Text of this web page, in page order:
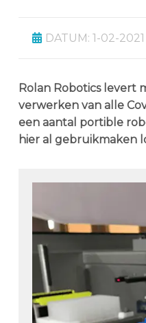
DATUM: 1-02-2021
Rolan Robotics levert
verwerken van alle
een aantal portible
hier al gebruikmaken